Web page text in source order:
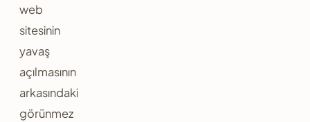
web
sitesinin
yavaş
açılmasının
arkasındaki
görünmez